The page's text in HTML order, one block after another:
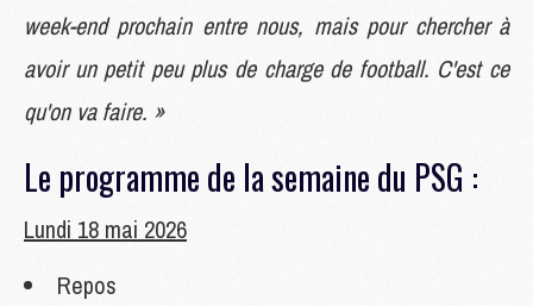
week-end prochain entre nous, mais pour chercher à
avoir un petit peu plus de charge de football. C'est ce
qu'on va faire. »
Le programme de la semaine du PSG :
Lundi 18 mai 2026
Repos